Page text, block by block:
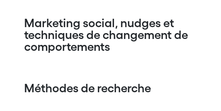
Marketing social, nudges et
techniques de changement de
comportements
Méthodes de recherche